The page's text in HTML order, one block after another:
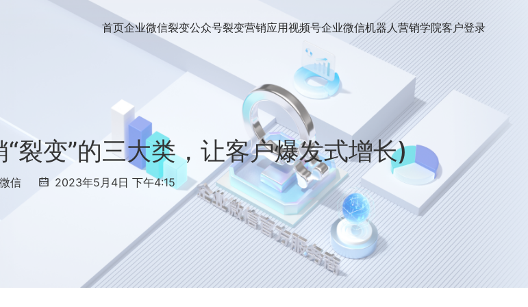
首页企业微信裂变公众号裂变营销应用视频号企业微信机器人营销学院客户登录
裂变”的三大类，让客户爆发式增长)
信 2023年5月4日 下午4:15